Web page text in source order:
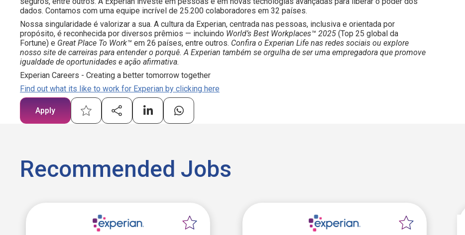
dados. Contamos com uma equipe incrível de 25.200 colaboradores em 32 países.
Nossa singularidade é valorizar a sua. A cultura da Experian, centrada nas pessoas, inclusiva e orientada por
propósito, é reconhecida por diversos prêmios — incluindo World’s Best Workplaces™ 2025 (Top 25 global da
Fortune) e Great Place To Work™ em 26 países, entre outros. Confira o Experian Life nas redes sociais ou explore
nosso site de carreiras para entender o porquê. A Experian também se orgulha de ser uma empregadora que promove
igualdade de oportunidades e ação afirmativa.
Experian Careers - Creating a better tomorrow together
Find out what its like to work for Experian by clicking here
Apply
Recommended Jobs